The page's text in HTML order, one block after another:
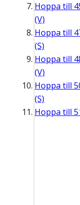
Hoppa till
(V)
Hoppa till
(S)
Hoppa till
(V)
Hoppa till
(S)
Hoppa till